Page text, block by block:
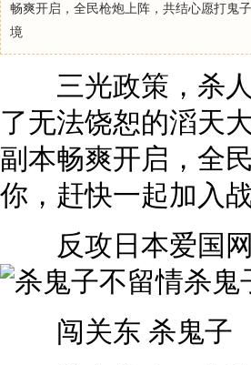
畅爽开启，全民枪炮上阵，共结心愿打鬼
境
三光政策，杀人
了无法饶恕的滔天
副本畅爽开启，全
你，赶快一起加入战
反攻日本爱国
杀鬼
闯关东 杀鬼子